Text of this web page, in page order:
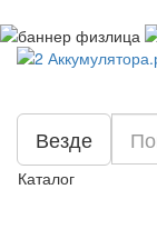
Везде
Каталог